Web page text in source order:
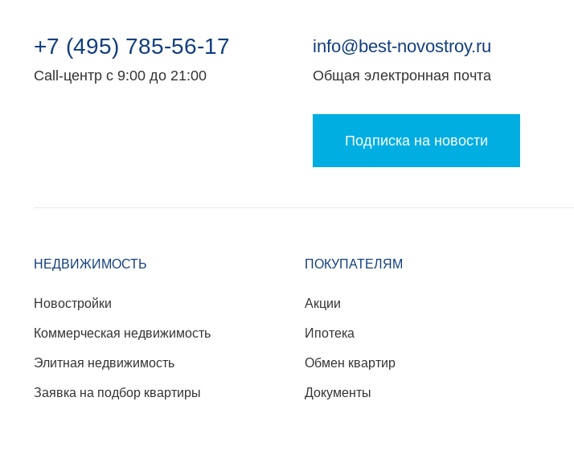
+7 (495) 785-56-17
Call-центр с 9:00 до 21:00
info@best-novostroy.ru
Общая электронная почта
Подписка на новости
НЕДВИЖИМОСТЬ
Новостройки
Коммерческая недвижимость
Элитная недвижимость
Заявка на подбор квартиры
ПОКУПАТЕЛЯМ
Акции
Ипотека
Обмен квартир
Документы